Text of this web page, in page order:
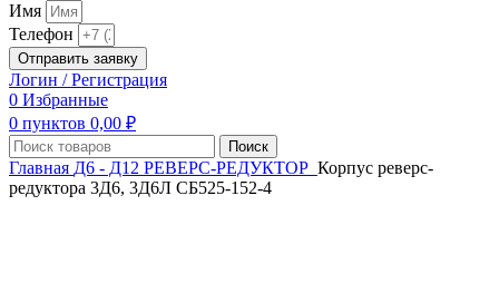
Имя
Телефон
Отправить заявку
Логин / Регистрация
0 Избранные
0 пунктов 0,00 ₽
Поиск
Главная Д6 - Д12 РЕВЕРС-РЕДУКТОР Корпус реверс-
редуктора 3Д6, 3Д6Л СБ525-152-4